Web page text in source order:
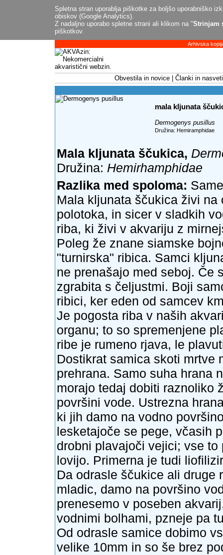
Spletna stran uporablja piškotke za boljšo uporabniško
obiskov (Google Analytics).
Z nadaljno uporabo spletne strani ali klikom na "Strinjam
piškotkov.
Arhivska
Obvestila in novice Članki in nasveti
mala kljunata
Dermogenys pusillus
Družina: Hemiramphidae
Mala kljunata ščukica,
Družina: Hemirhamphidae
Razlika med spoloma:
Mala kljunata ščukica živi
polotoka, in sicer v sladkih
riba, ki živi v akvariju z
Poleg že znane siamske
"turnirska" ribica. Samci
ne prenašajo med seboj. Če
zgrabita s čeljustmi. Boji
ribici, ker eden od samcev
Je pogosta riba v naših
organu; to so spremenjene
ribe je rumeno rjava, le
Dostikrat samica skoti mrtve
prehrana. Samo suha hrana
morajo tedaj dobiti raznoliko
površini vode. Ustrezna
ki jih damo na vodno
lesketajoče se pege, včasih
drobni plavajoči vejici; vse
lovijo. Primerna je tudi
Da odrasle ščukice ali druge
mladic, damo na površino
prenesemo v poseben
vodnimi bolhami, pzneje pa
Od odrasle samice dobimo
velike 10mm in so še brez